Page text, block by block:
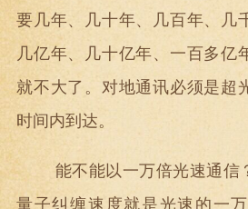
要几年、几十年、几百年、几
几亿年、几十亿年、一百多亿
就不大了。对地通讯必须是超
时间内到达。
能不能以一万倍光速通信
量子纠缠速度就是光速的一